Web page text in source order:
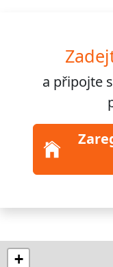
a připojte
+